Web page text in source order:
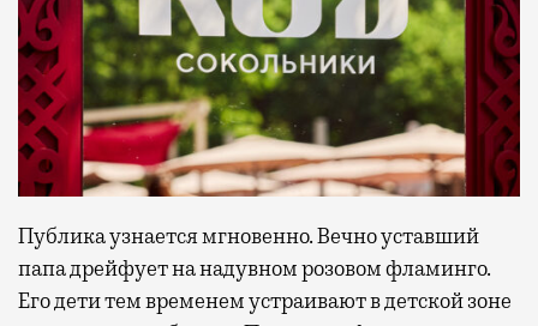
Публика узнается мгновенно. Вечно уставший
папа дрейфует на надувном розовом фламинго.
Его дети тем временем устраивают в детской зоне